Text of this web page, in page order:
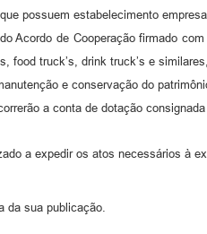
possuem estabelecimento
Acordo de Cooperação firmado
food truck’s, drink truck’s e
e conservação do
a conta de dotação
a expedir os atos necessários à
da sua publicação.